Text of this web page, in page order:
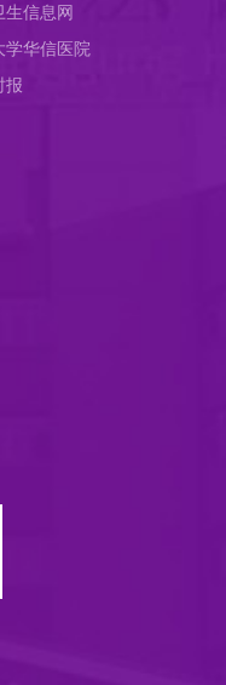
生信息网
学华信医院
报